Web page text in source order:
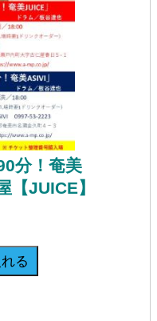
分！奄美
【JUICE】